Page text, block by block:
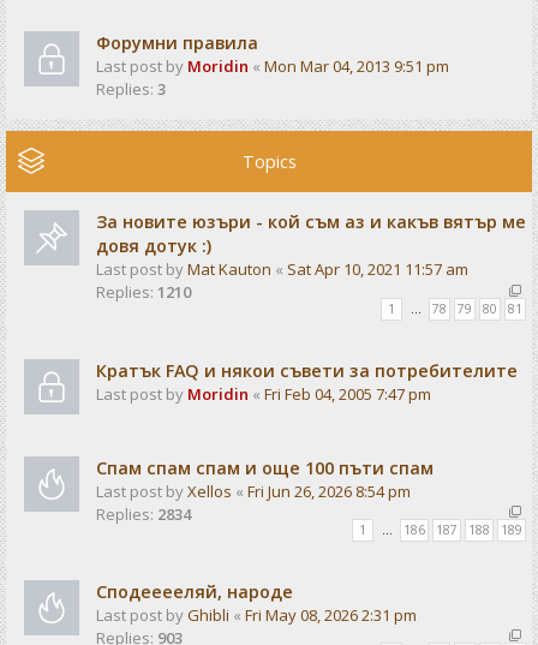
Форумни правила
Last post by Moridin « Mon Mar 04, 2013 9:51 pm
Replies: 3
Topics
За новите юзъри - кой съм аз и какъв вятър ме
довя дотук :)
Last post byMat Kauton « Sat Apr 10, 2021 11:57 am
Replies: 1210
1 78 79 80 81
Кратък FAQ и някои съвети за потребителите
Last post by Moridin « Fri Feb 04, 2005 7:47 pm
Спам спам спам и още 100 пъти спам
Last post byXellos « Fri Jun 26, 2026 8:54 pm
Replies: 2834
1 … 186 187 188 189
Сподееееляй, народе
Last post byGhibli « Fri May 08, 2026 2:31 pm
Replies: 903